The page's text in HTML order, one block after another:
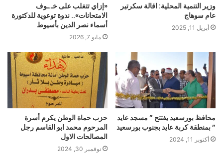
وزير التنمية المحلية: اقالة سكرتير
عام سوهاج
أبريل 11, 2025
«إزاي تتغلب على خـ.ـوف
الامتحانات».. ندوة توعوية للدكتورة
أسماء نصر الدين بأسيوط
مايو 7, 2026
محافظ بورسعيد يفتتح ” مسجد عايد
” بمنطقة كربة عايد بجنوب بورسعيد
أكتوبر 11, 2024
حزب حماة الوطن يكرم أسرة
المرحوم محمد ابو القاسم رجل
المصالحات الاول
نوفمبر 30, 2024